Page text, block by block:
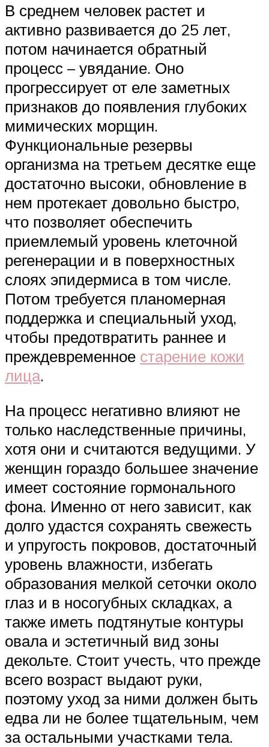
В среднем человек растет и
активно развивается до 25 лет,
потом начинается обратный
процесс – увядание. Оно
прогрессирует от еле заметных
признаков до появления глубоких
мимических морщин.
Функциональные резервы
организма на третьем десятке еще
достаточно высоки, обновление в
нем протекает довольно быстро,
что позволяет обеспечить
приемлемый уровень клеточной
регенерации и в поверхностных
слоях эпидермиса в том числе.
Потом требуется планомерная
поддержка и специальный уход,
чтобы предотвратить раннее и
преждевременное старение кожи
лица.
На процесс негативно влияют не
только наследственные причины,
хотя они и считаются ведущими. У
женщин гораздо большее значение
имеет состояние гормонального
фона. Именно от него зависит, как
долго удастся сохранять свежесть
и упругость покровов, достаточный
уровень влажности, избегать
образования мелкой сеточки около
глаз и в носогубных складках, а
также иметь подтянутые контуры
овала и эстетичный вид зоны
декольте. Стоит учесть, что прежде
всего возраст выдают руки,
поэтому уход за ними должен быть
едва ли не более тщательным, чем
за остальными участками тела.